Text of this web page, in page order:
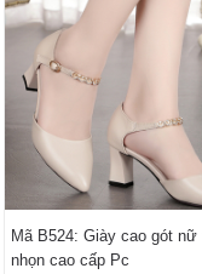
Mã B524: Giày cao gót nữ
nhọn cao cấp Pc